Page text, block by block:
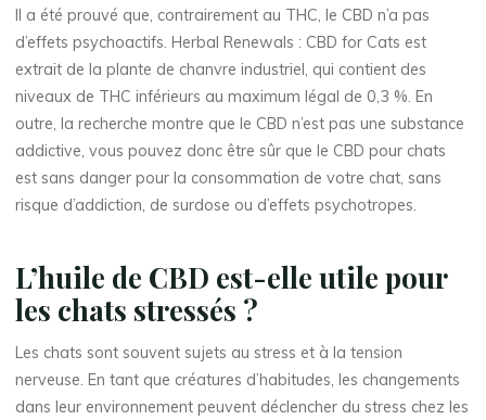
Il a été prouvé que, contrairement au THC, le CBD n’a pas
d’effets psychoactifs. Herbal Renewals : CBD for Cats est
extrait de la plante de chanvre industriel, qui contient des
niveaux de THC inférieurs au maximum légal de 0,3 %. En
outre, la recherche montre que le CBD n’est pas une substance
addictive, vous pouvez donc être sûr que le CBD pour chats
est sans danger pour la consommation de votre chat, sans
risque d’addiction, de surdose ou d’effets psychotropes.
L’huile de CBD est-elle utile pour
les chats stressés ?
Les chats sont souvent sujets au stress et à la tension
nerveuse. En tant que créatures d’habitudes, les changements
dans leur environnement peuvent déclencher du stress chez les